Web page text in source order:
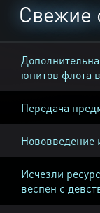
Свежие
юнитов флота
Передача
Нововведение
Исчезли
веспен с